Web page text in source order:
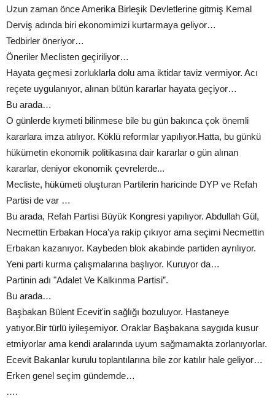
Uzun zaman önce Amerika Birleşik Devletlerine gitmiş Kemal
Derviş adında biri ekonomimizi kurtarmaya geliyor…
Tedbirler öneriyor…
Öneriler Meclisten geçiriliyor…
Hayata geçmesi zorluklarla dolu ama iktidar taviz vermiyor. Acı
reçete uygulanıyor, alınan bütün kararlar hayata geçiyor…
Bu arada…
O günlerde kıymeti bilinmese bile bu gün bakınca çok önemli
kararlara imza atılıyor. Köklü reformlar yapılıyor.Hatta, bu günkü
hükümetin ekonomik politikasına dair kararlar o gün alınan
kararlar, deniyor ekonomik çevrelerde...
Mecliste, hükümeti oluşturan Partilerin haricinde DYP ve Refah
Partisi de var …
Bu arada, Refah Partisi Büyük Kongresi yapılıyor. Abdullah Gül,
Necmettin Erbakan Hoca'ya rakip çıkıyor ama seçimi Necmettin
Erbakan kazanıyor. Kaybeden blok akabinde partiden ayrılıyor.
Yeni parti kurma çalışmalarına başlıyor. Kuruyor da…
Partinin adı "Adalet Ve Kalkınma Partisi”.
Bu arada…
Başbakan Bülent Ecevit'in sağlığı bozuluyor. Hastaneye
yatıyor.Bir türlü iyileşemiyor. Oraklar Başbakana saygıda kusur
etmiyorlar ama kendi aralarında uyum sağmamakta zorlanıyorlar.
Ecevit Bakanlar kurulu toplantılarına bile zor katılır hale geliyor…
Erken genel seçim gündemde…
….